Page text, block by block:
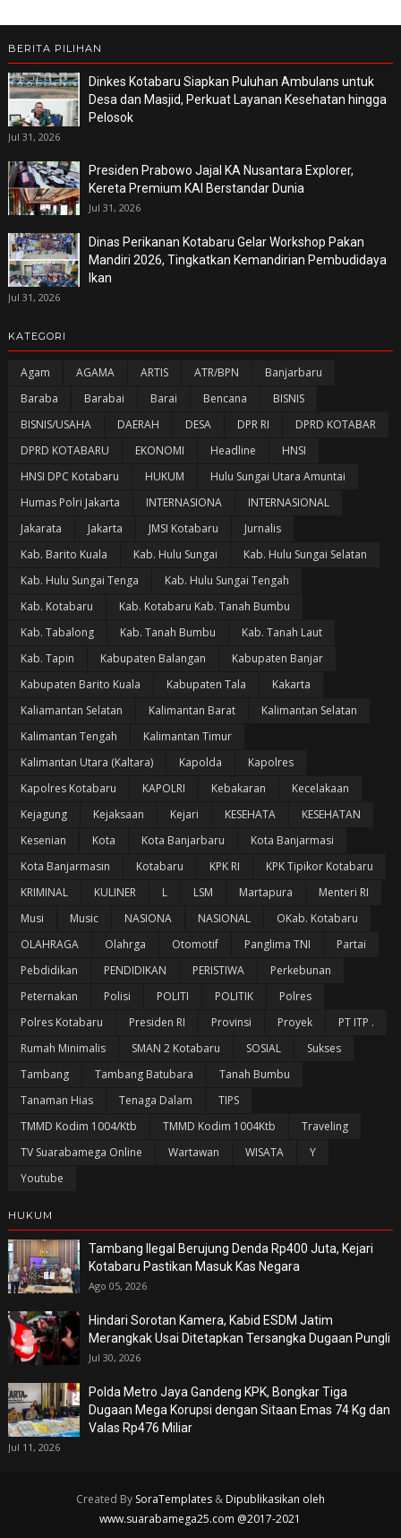
BERITA PILIHAN
Dinkes Kotabaru Siapkan Puluhan Ambulans untuk
Desa dan Masjid, Perkuat Layanan Kesehatan hingga
Pelosok
Jul 31, 2026
Presiden Prabowo Jajal KA Nusantara Explorer,
Kereta Premium KAI Berstandar Dunia
Jul 31, 2026
Dinas Perikanan Kotabaru Gelar Workshop Pakan
Mandiri 2026, Tingkatkan Kemandirian Pembudidaya
Ikan
Jul 31, 2026
KATEGORI
Agam AGAMA ARTIS ATR/BPN
Banjarbaru
Baraba
Barabai Barai Bencana
BISNIS
BISNIS/USAHA
DAERAH DESA DPR RI
DPRD KOTABAR
DPRD KOTABARU
EKONOMI Headline
HNSI
HNSI DPC Kotabaru
HUKUM
Hulu Sungai Utara Amuntai
Humas Polri Jakarta
INTERNASIONA
INTERNASIONAL
Jakarata
Jakarta JMSI Kotabaru
Jurnalis
Kab. Barito Kuala
Kab. Hulu Sungai
Kab. Hulu Sungai Selatan
Kab. Hulu Sungai Tenga
Kab. Hulu Sungai Tengah
Kab. Kotabaru
Kab. Kotabaru Kab. Tanah Bumbu
Kab. Tabalong
Kab. Tanah Bumbu
Kab. Tanah Laut
Kab. Tapin
Kabupaten Balangan
Kabupaten Banjar
Kabupaten Barito Kuala
Kabupaten Tala
Kakarta
Kaliamantan Selatan
Kalimantan Barat
Kalimantan Selatan
Kalimantan Tengah
Kalimantan Timur
Kalimantan Utara (Kaltara)
Kapolda
Kapolres
Kapolres Kotabaru
KAPOLRI Kebakaran
Kecelakaan
Kejagung
Kejaksaan Kejari KESEHATA
KESEHATAN
Kesenian
Kota Kota Banjarbaru
Kota Banjarmasi
Kota Banjarmasin
Kotabaru KPK RI
KPK Tipikor Kotabaru
KRIMINAL
KULINER L LSM Martapura
Menteri RI
Musi
Music NASIONA NASIONAL
OKab. Kotabaru
OLAHRAGA
Olahrga Otomotif Panglima TNI
Partai
Pebdidikan
PENDIDIKAN PERISTIWA
Perkebunan
Peternakan
Polisi POLITI POLITIK
Polres
Polres Kotabaru
Presiden RI Provinsi Proyek
PT ITP .
Rumah Minimalis
SMAN 2 Kotabaru SOSIAL
Sukses
Tambang
Tambang Batubara
Tanah Bumbu
Tanaman Hias
Tenaga Dalam
TIPS
TMMD Kodim 1004/Ktb
TMMD Kodim 1004Ktb
Traveling
TV Suarabamega Online
Wartawan WISATA
Y
Youtube
HUKUM
Tambang Ilegal Berujung Denda Rp400 Juta, Kejari
Kotabaru Pastikan Masuk Kas Negara
Ago 05, 2026
Hindari Sorotan Kamera, Kabid ESDM Jatim
Merangkak Usai Ditetapkan Tersangka Dugaan Pungli
Jul 30, 2026
Polda Metro Jaya Gandeng KPK, Bongkar Tiga
Dugaan Mega Korupsi dengan Sitaan Emas 74 Kg dan
Valas Rp476 Miliar
Jul 11, 2026
Created By SoraTemplates& Dipublikasikan oleh
www.suarabamega25.com @2017-2021